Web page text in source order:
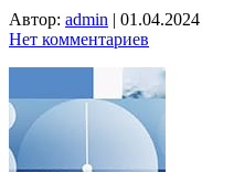
Автор: admin | 01.04.2024
Нет комментариев